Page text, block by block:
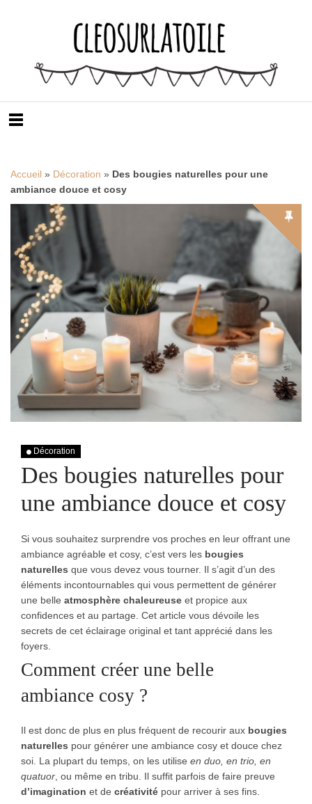
Accueil » Décoration » Des bougies naturelles pour une
ambiance douce et cosy
Décoration
Des bougies naturelles pour
une ambiance douce et cosy
Si vous souhaitez surprendre vos proches en leur offrant une
ambiance agréable et cosy, c’est vers les bougies
naturelles que vous devez vous tourner. Il s’agit d’un des
éléments incontournables qui vous permettent de générer
une belle atmosphère chaleureuse et propice aux
confidences et au partage. Cet article vous dévoile les
secrets de cet éclairage original et tant apprécié dans les
foyers.
Comment créer une belle
ambiance cosy ?
Il est donc de plus en plus fréquent de recourir aux bougies
naturelles pour générer une ambiance cosy et douce chez
soi. La plupart du temps, on les utilise en duo, en trio, en
quatuor , ou même en tribu. Il suffit parfois de faire preuve
d’imagination et de créativité pour arriver à ses fins.